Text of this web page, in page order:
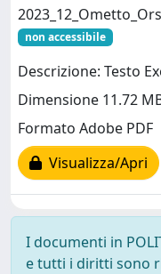
non accessibile
Descrizione: Testo
Dimensione 11.72
Formato Adobe PDF
Visualizza/Apri
I documenti in
e tutti i diritti sono